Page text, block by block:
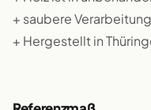
+ saubere
+ Hergestellt in